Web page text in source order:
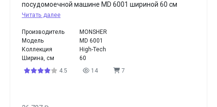
посудомоечной машине MD 6001 шириной 60 см
Читать далее
Производитель
MONSHER
Модель
MD 6001
Коллекция
High-Tech
Ширина, см
60
4.5
14 7